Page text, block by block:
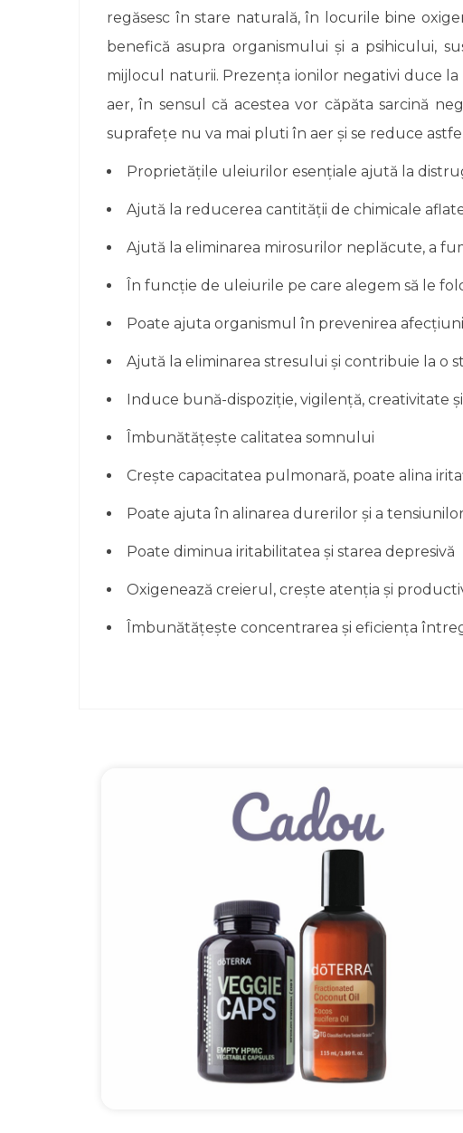
regăsesc în stare naturală, în locurile bine
benefică asupra organismului și a psihicului,
mijlocul naturii. Prezența ionilor negativi duce
aer, în sensul că acestea vor căpăta sarcină
suprafețe nu va mai pluti în aer și se reduce
Proprietățile uleiurilor esențiale ajută la
Ajută la reducerea cantității de chimicale
Ajută la eliminarea mirosurilor neplăcute, a
În funcție de uleiurile pe care alegem să le
Poate ajuta organismul în prevenirea
Ajută la eliminarea stresului și contribuie la o
Induce bună-dispoziție, vigilență, creativitate
Îmbunătățește calitatea somnului
Crește capacitatea pulmonară, poate alina
Poate ajuta în alinarea durerilor și a
Poate diminua iritabilitatea și starea depresivă
Oxigenează creierul, crește atenția și
Îmbunătățește concentrarea și eficiența